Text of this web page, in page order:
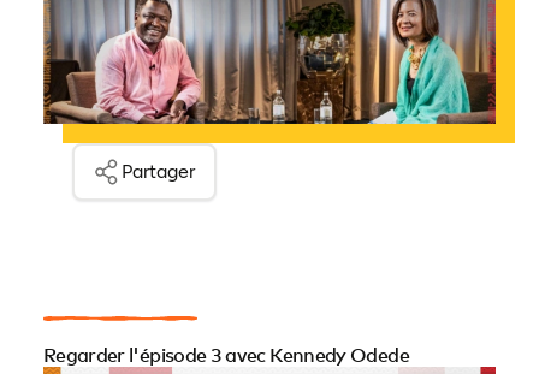
Partager
Regarder l'épisode 3 avec Kennedy Odede